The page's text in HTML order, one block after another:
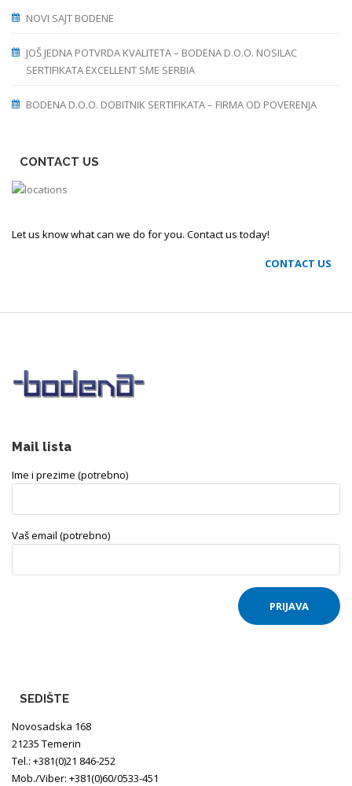
NOVI SAJT BODENE
JOŠ JEDNA POTVRDA KVALITETA – BODENA D.O.O. NOSILAC
SERTIFIKATA EXCELLENT SME SERBIA
BODENA D.O.O. DOBITNIK SERTIFIKATA – FIRMA OD POVERENJA
CONTACT US
Let us know what can we do for you. Contact us today!
CONTACT US
Mail lista
Ime i prezime (potrebno)
Vaš email (potrebno)
SEDIŠTE
Novosadska 168
21235 Temerin
Tel.: +381(0)21 846-252
Mob./Viber: +381(0)60/0533-451